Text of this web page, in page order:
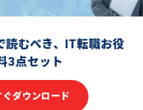
読むべき、IT転職お役
3点セット
ダウンロード